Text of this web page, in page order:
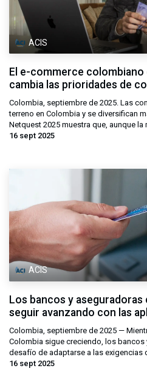
ACIS
El e-commerce
cambia las prioridades de
Colombia, septiembre de 2025. Las
terreno en Colombia y se diversifican
Netquest 2025 muestra que, aunque la
16 sept 2025
ACIS
Los bancos y aseguradoras
seguir avanzando con las
Colombia, septiembre de 2025 —
Colombia sigue creciendo, los bancos
desafío de adaptarse a las exigencias
16 sept 2025